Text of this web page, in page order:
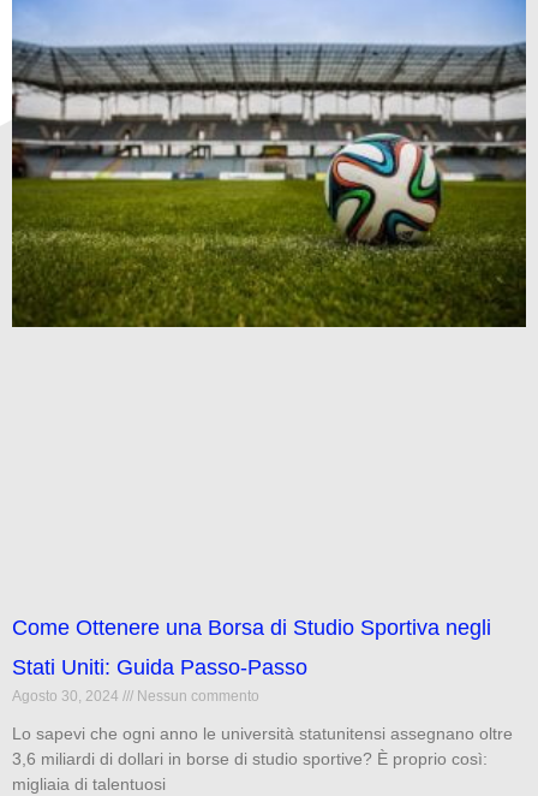
Come Ottenere una Borsa di Studio Sportiva negli
Stati Uniti: Guida Passo-Passo
Agosto 30, 2024 Nessun commento
Lo sapevi che ogni anno le università statunitensi assegnano oltre
3,6 miliardi di dollari in borse di studio sportive? È proprio così:
migliaia di talentuosi